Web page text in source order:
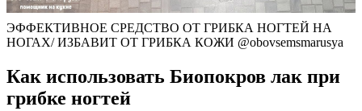
ЭФФЕКТИВНОЕ СРЕДСТВО ОТ ГРИБКА НОГТЕЙ НА
НОГАХ/ ИЗБАВИТ ОТ ГРИБКА КОЖИ @obovsemsmarusya
Как использовать Биопокров лак при
грибке ногтей